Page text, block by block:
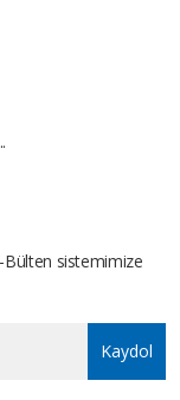
Bülten sistemimize
Kaydol